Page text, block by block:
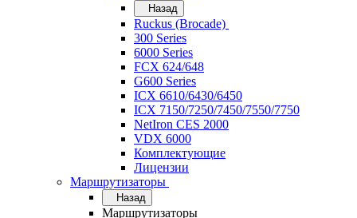
Назад
Ruckus (Brocade)
300 Series
6000 Series
FCX 624/648
G600 Series
ICX 6610/6430/6450
ICX 7150/7250/7450/7550/7750
NetIron CES 2000
VDX 6000
Комплектующие
Лицензии
Маршрутизаторы
Назад
Маршрутизаторы